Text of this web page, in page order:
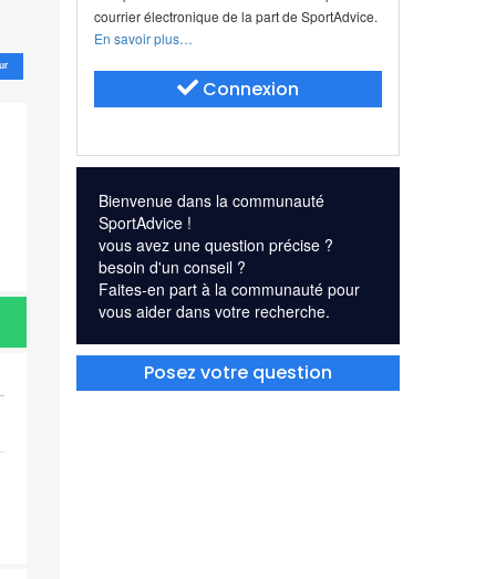
courrier électronique de la part de SportAdvice.
En savoir plus…
Connexion
Bienvenue dans la communauté
SportAdvice !
vous avez une question précise ?
besoin d'un conseil ?
Faites-en part à la communauté pour
vous aider dans votre recherche.
Posez votre question